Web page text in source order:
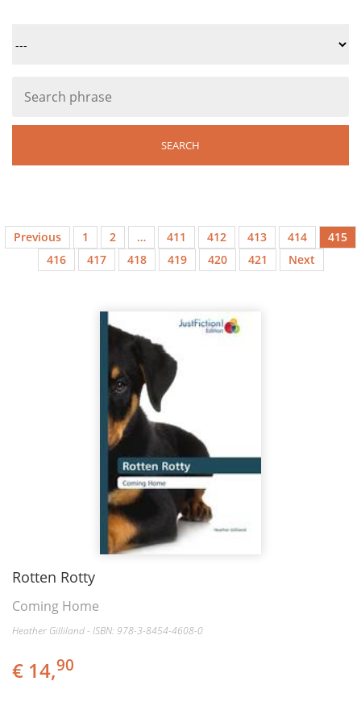
Previous 1 2 … 411 412 413 414
415
416
417 418 419 420 421 Next
Rotten Rotty
Coming Home
Heather Gilliland - ISBN: 978-3-8454-4608-0
€ 14,90